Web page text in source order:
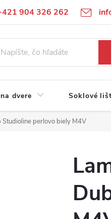
904 326 262
Reklamačné podmienky
dvere Soklové
perlovo biely M4V